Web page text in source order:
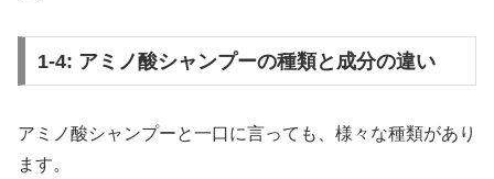
1-4: アミノ酸シャンプーの種類と成分の違い
アミノ酸シャンプーと一口に言っても、様々な種類があり
ます。